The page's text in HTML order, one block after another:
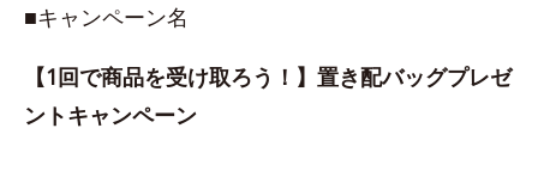
■キャンペーン名
【1回で商品を受け取ろう！】置き配バッグプレゼ
ントキャンペーン